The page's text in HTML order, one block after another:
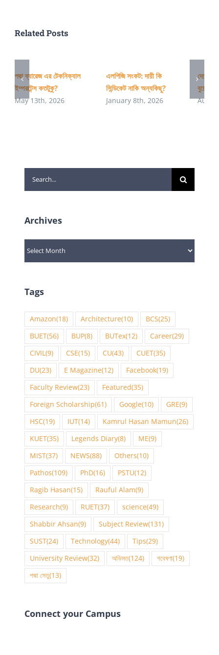
Related Posts
পদ্মা ব্যারেজ এর টেকনিক্যাল
ইম্পরটেন্স কতটুকু?
May 13th, 2026
এলপিজি সংকট: দায়ী কি
সিন্ডিকেট নাকি অন্যকিছু?
January 8th, 2026
দেশের
বুয়েটের
Search
for:
Archives
Archives
Tags
Amazon(18) Architecture(10) BCS(25)
BUET(56) BUP(8) BUTex(12) Career(29)
CIVIL (9) CSE(15) CU(43) CUET(35)
DU(23) E Magazine(12) Facebook(19)
Faculty Review(23) Featured(35)
Foreign Scholarship(61) Google(10) GRE(9)
HSC(19) IUT(14) Kamrul Hasan Mamun(26)
KUET(35) Legends Diary(8) ME(9)
MIST(37) NEWS(88) Others(10)
Pathos(109) PhD(16) PSTU(12)
Ragib Hasan(15) Rauful Alam(9)
Research(9) RUET(37) science(49)
Shabbir Ahsan(9) Subject Review(131)
SUST(24) Technology(44) Tips(29)
University Review(32) অভিমত(124) গবেষণা(19)
পদ্মা সেতু(13)
Connect your Campus